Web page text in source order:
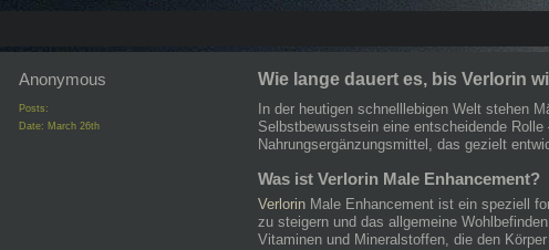
Anonymous
Posts:
Date: March 26th
Wie lange dauert es, bis Verlorin
In der heutigen schnelllebigen Welt stehen
Selbstbewusstsein eine entscheidende
Nahrungsergänzungsmittel, das gezielt
Was ist Verlorin Male Enhancement?
Verlorin Male Enhancement ist ein speziell
zu steigern und das allgemeine
Vitaminen und Mineralstoffen, die den